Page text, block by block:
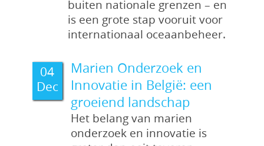
buiten nationale grenzen – en
is een grote stap vooruit voor
internationaal oceaanbeheer.
04
Dec
Marien Onderzoek en
Innovatie in België: een
groeiend landschap
Het belang van marien
onderzoek en innovatie is